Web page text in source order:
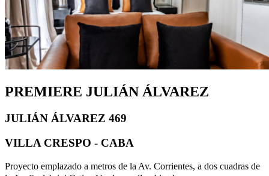
PREMIERE JULIÁN ÁLVAREZ
JULIÁN ÁLVAREZ 469
VILLA CRESPO - CABA
Proyecto emplazado a metros de la Av. Corrientes, a dos cuadras de